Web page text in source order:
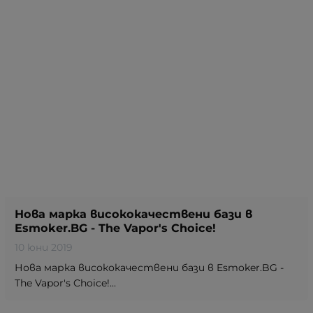
Нова марка висококачествени бази в
Esmoker.BG - The Vapor's Choice!
10 юни 2019
Нова марка висококачествени бази в Esmoker.BG -
The Vapor's Choice!...